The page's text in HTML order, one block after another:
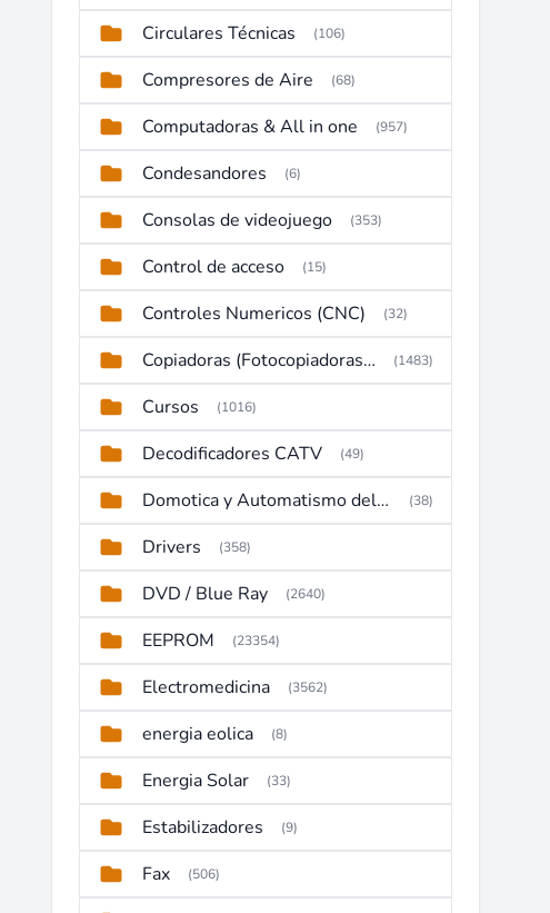
Circulares Técnicas (106)
Compresores de Aire (68)
Computadoras & All in one (957)
Condesandores (6)
Consolas de videojuego (353)
Control de acceso (15)
Controles Numericos (CNC) (32)
Copiadoras (Fotocopiadoras, Multifunctions, Ploter, etc) (1483)
Cursos (1016)
Decodificadores CATV (49)
Domotica y Automatismo del hogar (38)
Drivers (358)
DVD / Blue Ray (2640)
EEPROM (23354)
Electromedicina (3562)
energia eolica (8)
Energia Solar (33)
Estabilizadores (9)
Fax (506)